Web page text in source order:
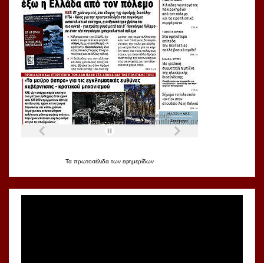
Τα πρωτοσέλιδα των εφημερίδων